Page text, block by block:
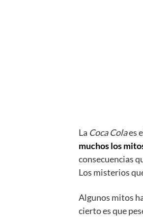
La Coca Colaes
muchos los
consecuencias
Los misterios
Algunos mitos
cierto es que